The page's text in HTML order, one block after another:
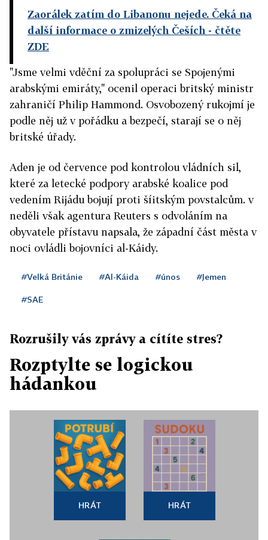
Zaorálek zatím do Libanonu nejede. Čeká na
další informace o zmizelých Češích - čtěte
ZDE
"Jsme velmi vděční za spolupráci se Spojenými
arabskými emiráty," ocenil operacibritský ministr
zahraničí Philip Hammond. Osvobozený rukojmí je
podle něj už v pořádku a bezpečí, starají se o něj
britské úřady.
Aden je od července pod kontrolou vládních sil,
které za letecké podpory arabské koalice pod
vedením Rijádu bojují proti šíitským povstalcům. v
neděli však agentura Reuters s odvoláním na
obyvatele přístavu napsala, že západní část města v
noci ovládli bojovníci al-Káidy.
#Velká Británie #Al-Káida #únos #Jemen
#SAE
Rozrušily vás zprávy a cítíte stres?
Rozptylte se logickou
hádankou
HRÁT HRÁT